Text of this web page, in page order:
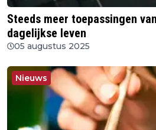
Steeds meer toepassingen
dagelijkse leven
05 augustus 2025
Nieuws